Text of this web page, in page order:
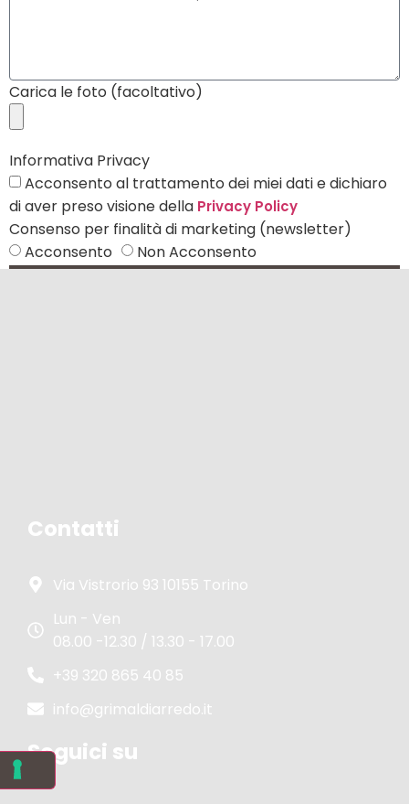
Carica le foto (facoltativo)
Informativa Privacy
Acconsento al trattamento dei miei dati e dichiaro
di aver preso visione della Privacy Policy
Consenso per finalità di marketing (newsletter)
Acconsento
Non Acconsento
Contatti
Via Vistrorio 93 10155 Torino
Lun - Ven
08.00 -12.30 / 13.30 - 17.00
+39 320 865 40 85
info@grimaldiarredo.it
Seguici su